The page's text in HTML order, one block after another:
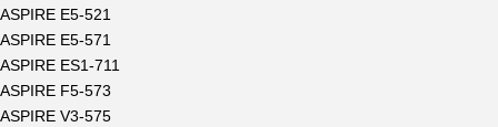
ASPIRE E5-521
ASPIRE E5-571
ASPIRE ES1-711
ASPIRE F5-573
ASPIRE V3-575